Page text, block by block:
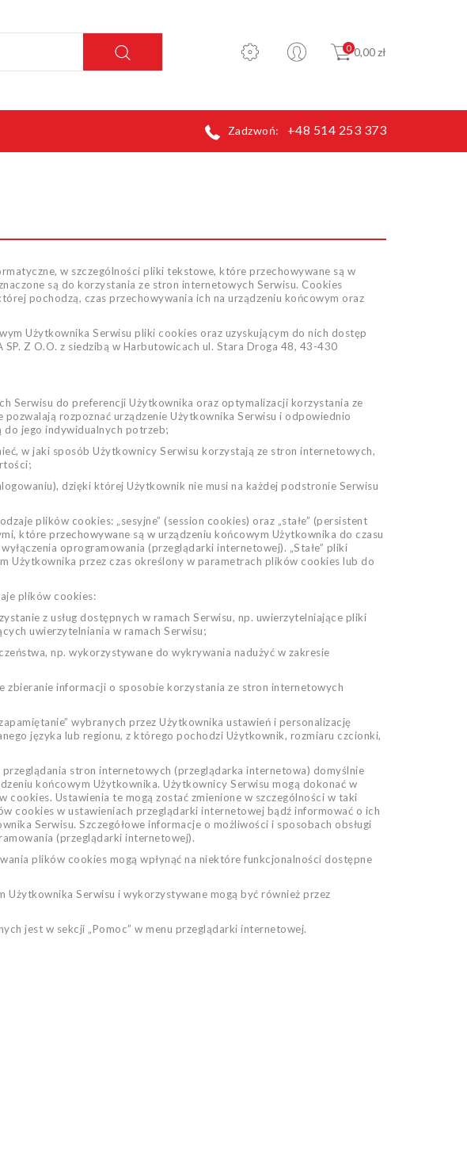
0 0,00 zł
Zadzwoń: +48 514 253 373
w szczególności pliki tekstowe, które przechowywane są w
są do korzystania ze stron internetowych Serwisu. Cookies
pochodzą, czas przechowywania ich na urządzeniu końcowym oraz
Użytkownika Serwisu pliki cookies oraz uzyskującym do nich dostęp
Z O.O. z siedzibą w Harbutowicach ul. Stara Droga 48, 43-430
Serwisu do preferencji Użytkownika oraz optymalizacji korzystania ze
rozpoznać urządzenie Użytkownika Serwisu i odpowiednio
jego indywidualnych potrzeb;
w jaki sposób Użytkownicy Serwisu korzystają ze stron internetowych,
dzięki której Użytkownik nie musi na każdej podstronie Serwisu
plików cookies: „sesyjne” (session cookies) oraz „stałe” (persistent
które przechowywane są w urządzeniu końcowym Użytkownika do czasu
oprogramowania (przeglądarki internetowej). „Stałe” pliki
Użytkownika przez czas określony w parametrach plików cookies lub do
plików cookies:
z usług dostępnych w ramach Serwisu, np. uwierzytelniające pliki
uwierzytelniania w ramach Serwisu;
np. wykorzystywane do wykrywania nadużyć w zakresie
zbieranie informacji o sposobie korzystania ze stron internetowych
wybranych przez Użytkownika ustawień i personalizację
języka lub regionu, z którego pochodzi Użytkownik, rozmiaru czcionki,
stron internetowych (przeglądarka internetowa) domyślnie
końcowym Użytkownika. Użytkownicy Serwisu mogą dokonać w
cookies. Ustawienia te mogą zostać zmienione w szczególności w taki
cookies w ustawieniach przeglądarki internetowej bądź informować o ich
Serwisu. Szczegółowe informacje o możliwości i sposobach obsługi
(przeglądarki internetowej).
plików cookies mogą wpłynąć na niektóre funkcjonalności dostępne
Użytkownika Serwisu i wykorzystywane mogą być również przez
jest w sekcji „Pomoc” w menu przeglądarki internetowej.